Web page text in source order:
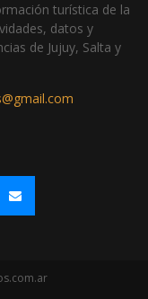
turística de la
datos y
de Jujuy, Salta y